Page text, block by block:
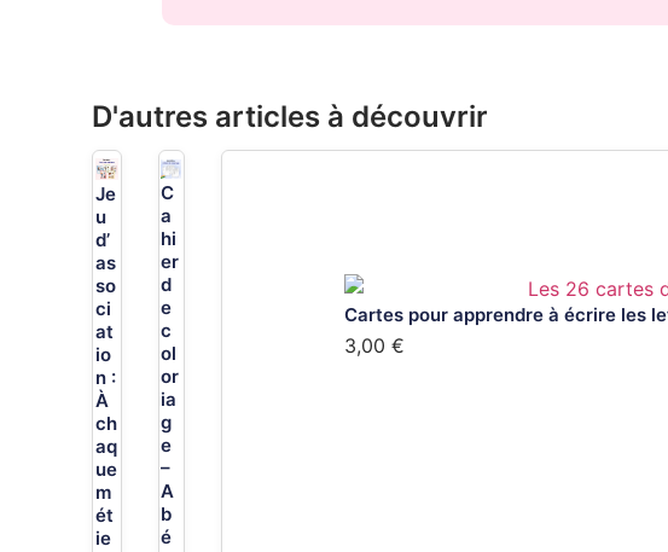
D'autres articles à découvrir
Je
u
d’
as
so
ci
at
io
n :
À
ch
aq
ue
m
ét
ie
C
a
hi
er
d
e
c
ol
or
ia
g
e
–
A
b
é
Cartes pour apprendre à écrire les
3,00 €